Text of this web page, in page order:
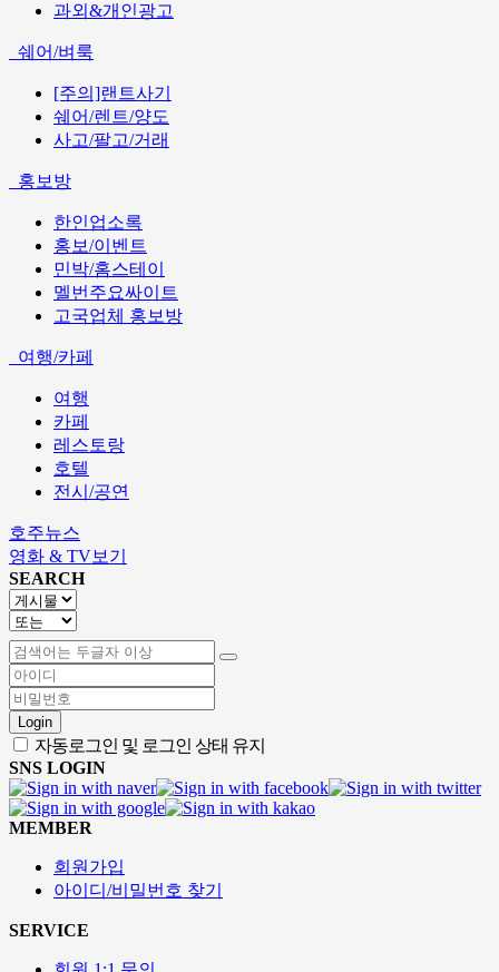
과외&개인광고
쉐어/벼룩
[주의]랜트사기
쉐어/렌트/양도
사고/팔고/거래
홍보방
한인업소록
홍보/이벤트
민박/홈스테이
멜번주요싸이트
고국업체 홍보방
여행/카페
여행
카페
레스토랑
호텔
전시/공연
호주뉴스
영화 & TV보기
SEARCH
Login
자동로그인 및 로그인 상태 유지
SNS LOGIN
MEMBER
회원가입
아이디/비밀번호 찾기
SERVICE